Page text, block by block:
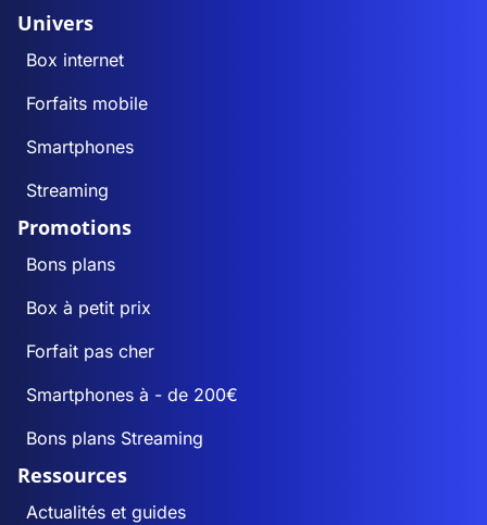
Univers
Box internet
Forfaits mobile
Smartphones
Streaming
Promotions
Bons plans
Box à petit prix
Forfait pas cher
Smartphones à - de 200€
Bons plans Streaming
Ressources
Actualités et guides